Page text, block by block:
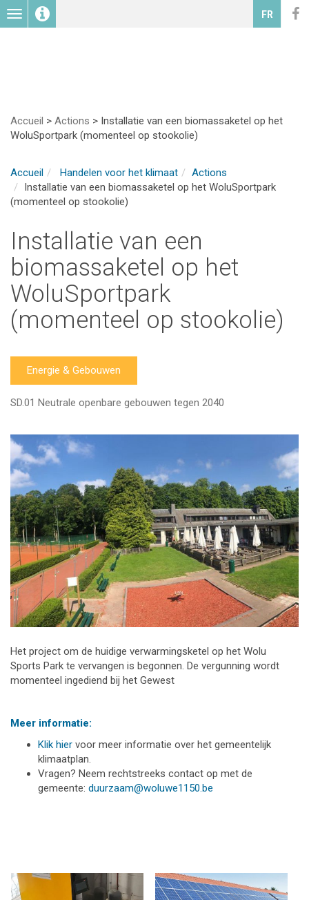
Toggle
navigation
FR
Accueil > Actions > Installatie van een biomassaketel op het
WoluSportpark (momenteel op stookolie)
Accueil Handelen voor het klimaat
Actions
Installatie van een biomassaketel op het WoluSportpark
(momenteel op stookolie)
Installatie van een
biomassaketel op het
WoluSportpark
(momenteel op stookolie)
Energie & Gebouwen
SD.01 Neutrale openbare gebouwen tegen 2040
Het project om de huidige verwarmingsketel op het Wolu
Sports Park te vervangen is begonnen. De vergunning wordt
momenteel ingediend bij het Gewest
Meer informatie:
Klik hier voor meer informatie over het gemeentelijk
klimaatplan.
Vragen? Neem rechtstreeks contact op met de
gemeente: duurzaam@woluwe1150.be